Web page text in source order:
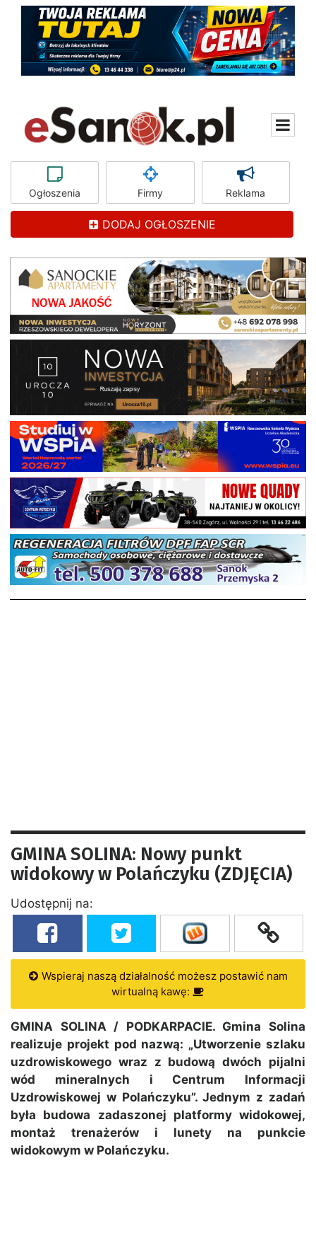
Ogłoszenia Firmy Reklama
DODAJ OGŁOSZENIE
GMINA SOLINA: Nowy punkt
widokowy w Polańczyku (ZDJĘCIA)
Udostępnij na:
Wspieraj naszą działalność możesz postawić nam
wirtualną kawę:
GMINA SOLINA / PODKARPACIE. Gmina Solina
realizuje projekt pod nazwą: „Utworzenie szlaku
uzdrowiskowego wraz z budową dwóch pijalni
wód mineralnych i Centrum Informacji
Uzdrowiskowej w Polańczyku”. Jednym z zadań
była budowa zadaszonej platformy widokowej,
montaż trenażerów i lunety na punkcie
widokowym w Polańczyku.